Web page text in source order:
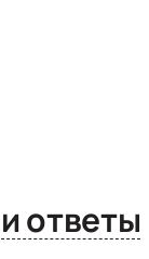
Вопросы и ответы